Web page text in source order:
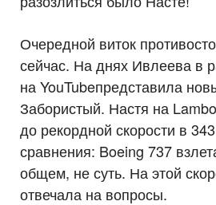
Очередной виток
сейчас. На днях Ивлеева в
на YouTubeпредставила
Забористый. Настя на
до рекордной скорости в
сравнения: Boeing 737
общем, не суть. На этой
отвечала на вопросы.